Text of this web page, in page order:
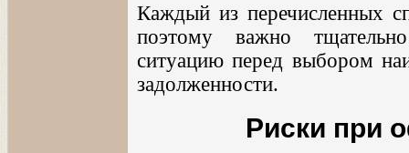
Каждый из перечисленных
поэтому важно
ситуацию перед выбором
задолженности.
Риски при